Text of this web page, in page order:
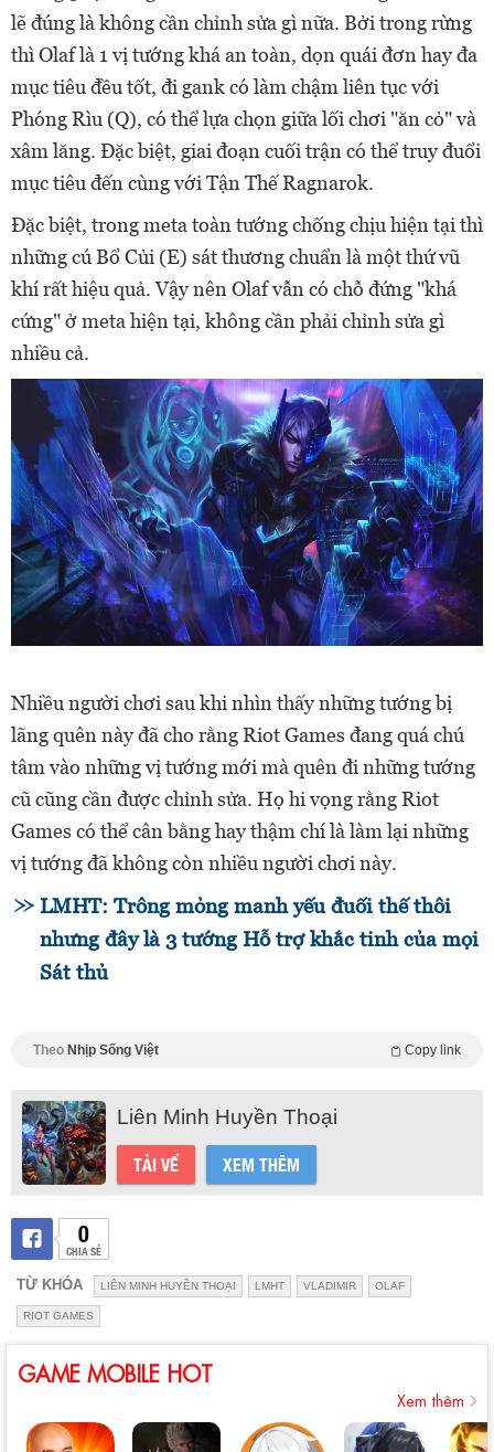
lẽ đúng là không cần chỉnh sửa gì nữa. Bởi trong rừng
thì Olaf là 1 vị tướng khá an toàn, dọn quái đơn hay đa
mục tiêu đều tốt, đi gank có làm chậm liên tục với
Phóng Rìu (Q), có thể lựa chọn giữa lối chơi "ăn cỏ" và
xâm lăng. Đặc biệt, giai đoạn cuối trận có thể truy đuổi
mục tiêu đến cùng với Tận Thế Ragnarok.
Đặc biệt, trong meta toàn tướng chống chịu hiện tại thì
những cú Bổ Củi (E) sát thương chuẩn là một thứ vũ
khí rất hiệu quả. Vậy nên Olaf vẫn có chỗ đứng "khá
cứng" ở meta hiện tại, không cần phải chỉnh sửa gì
nhiều cả.
Nhiều người chơi sau khi nhìn thấy những tướng bị
lãng quên này đã cho rằng Riot Games đang quá chú
tâm vào những vị tướng mới mà quên đi những tướng
cũ cũng cần được chỉnh sửa. Họ hi vọng rằng Riot
Games có thể cân bằng hay thậm chí là làm lại những
vị tướng đã không còn nhiều người chơi này.
LMHT: Trông mỏng manh yếu đuối thế thôi
nhưng đây là 3 tướng Hỗ trợ khắc tinh của mọi
Sát thủ
Theo Nhịp Sống Việt Copy link
Liên Minh Huyền Thoại
TẢI VỀ XEM THÊM
0
CHIA SẺ
TỪ KHÓA LIÊN MINH HUYỀN THOẠI LMHT VLADIMIR OLAF
RIOT GAMES
GAME MOBILE HOT
Xem thêm